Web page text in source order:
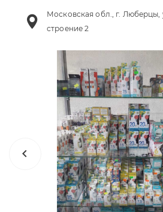
Московская обл., г. Люберцы,
строение 2